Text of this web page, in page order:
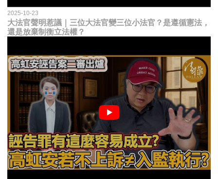
2025-10-23
大法官聲明惹議｜三位大法官變三位小法官？是遵循憲法，
還是放棄制衡立法權？